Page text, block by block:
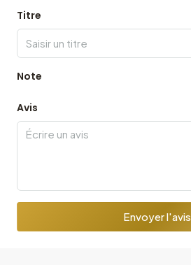
Titre
Note
Avis
Envoyer l'avis